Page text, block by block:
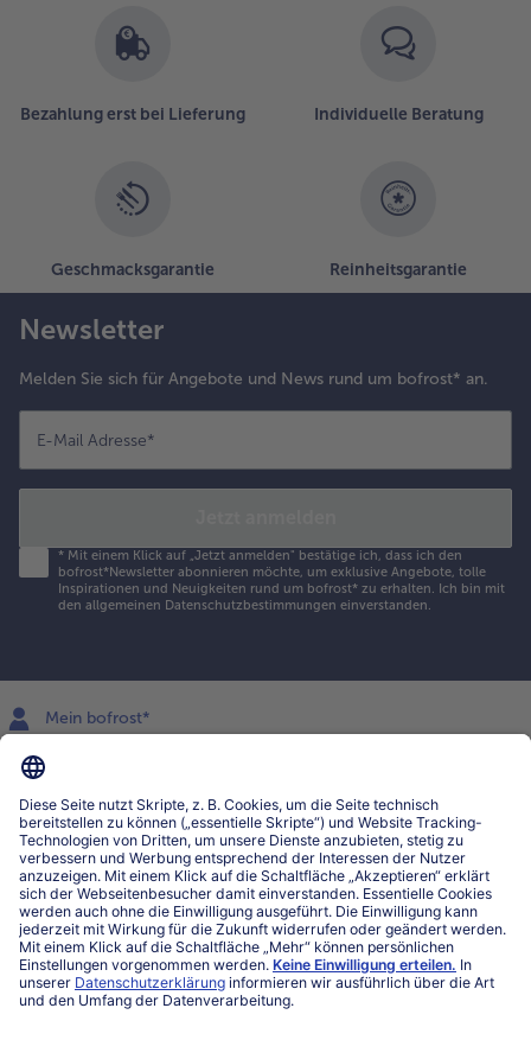
Bezahlung erst bei Lieferung Individuelle Beratung
Geschmacksgarantie Reinheitsgarantie
Newsletter
Melden Sie sich für Angebote und News rund um bofrost* an.
E-Mail Adresse*
* Mit einem Klick auf „Jetzt anmelden" bestätige ich, dass ich den
bofrost*Newsletter abonnieren möchte, um exklusive Angebote, tolle
Inspirationen und Neuigkeiten rund um bofrost* zu erhalten. Ich bin mit
den allgemeinen Datenschutzbestimmungen einverstanden.
Mein bofrost*
www.bofrost.lu
027863232
Mo-Fr. von 7 bis 20 Uhr
Service
Über bofrost*